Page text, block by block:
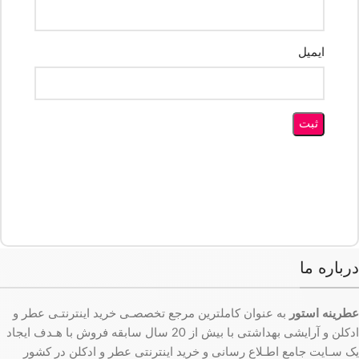
ایمیل
درباره ما
عطرینه استور به عنوان کاملترین مرجع تخصصـی خرید اینترنتـی عطر و
ادکلن و آرایشی بهداشتی با بیش از 20 سال سابقه فروش با هـدف ایجاد
یک سـایت جامع اطـلاع رسانی و خرید اینترنتی عطر و ادکلن در کشور